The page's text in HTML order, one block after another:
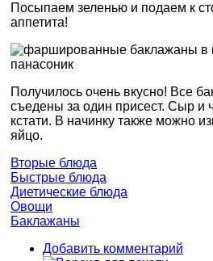
Посыпаем зеленью и подаем к
аппетита!
Получилось очень вкусно! Все
съедены за один присест. Сыр и
кстати. В начинку также можно
яйцо.
Вторые блюда
Быстрые блюда
Диетические блюда
Овощи
Баклажаны
Добавить комментарий